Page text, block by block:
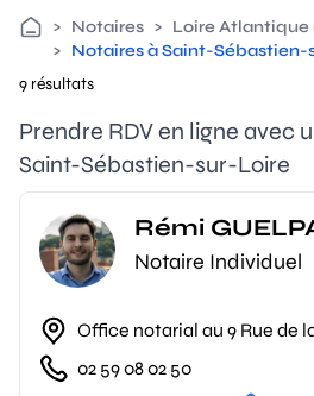
> Notaires > Loire Atlantique
> Notaires à Saint-Sébastien-
9 résultats
Prendre RDV en ligne avec
Saint-Sébastien-sur-Loire
Rémi
Notaire Individuel
Office notarial au 9 Rue de
02 59 08 02 50